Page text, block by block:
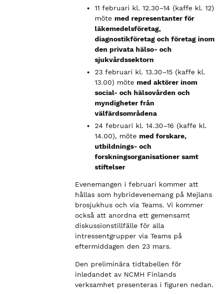
11 februari kl. 12.30–14 (kaffe kl. 12)
mötemed representanter för
läkemedelsföretag,
diagnostikföretag och företag inom
den privata hälso- och
sjukvårdssektorn
23 februari kl. 13.30–15 (kaffe kl.
13.00) mötemed aktörer inom
social- och hälsovården och
myndigheter från
välfärdsområdena
24 februari kl. 14.30–16 (kaffe kl.
14.00), mötemed forskare,
utbildnings- och
forskningsorganisationer samt
stiftelser
Evenemangen i februari kommer att
hållas som hybridevenemang på Mejlans
brosjukhus och via Teams. Vi kommer
också att anordna ett gemensamt
diskussionstillfälle för alla
intressentgrupper via Teams på
eftermiddagen den 23 mars.
Den preliminära tidtabellen för
inledandet av NCMH Finlands
verksamhet presenteras i figuren nedan.